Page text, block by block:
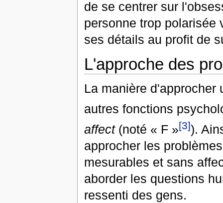
de se centrer sur
personne trop polarisée
ses détails au profit de
L'approche des
La manière
autres fonctions
affect(noté « F »[3]).
approcher les
mesurables et sans
aborder les questions
ressenti des gens.